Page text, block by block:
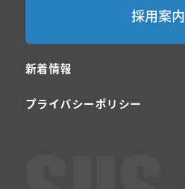
採用案内
新着情報
プライバシーポリシー